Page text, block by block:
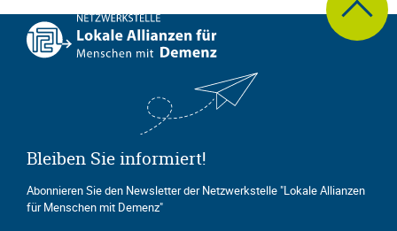
Bleiben Sie informiert!
Abonnieren Sie den Newsletter der Netzwerkstelle "Lokale Allianzen
für Menschen mit Demenz"